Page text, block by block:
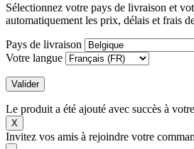
Sélectionnez votre pays de livraison et
automatiquement les prix, délais et frais
Pays de livraison
Votre langue
Valider
Le produit a été ajouté avec succès à
X
Invitez vos amis à rejoindre votre